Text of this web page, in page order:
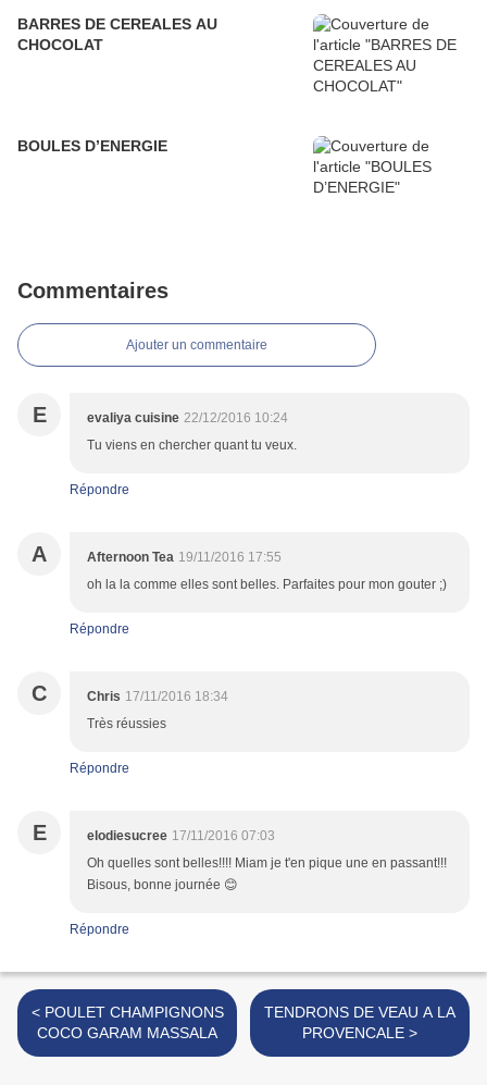
BARRES DE CEREALES AU
CHOCOLAT
BOULES D’ENERGIE
Commentaires
Ajouter un commentaire
E evaliya cuisine 22/12/2016 10:24
Tu viens en chercher quant tu veux.
Répondre
A Afternoon Tea 19/11/2016 17:55
oh la la comme elles sont belles. Parfaites pour mon gouter ;)
Répondre
C Chris 17/11/2016 18:34
Très réussies
Répondre
E elodiesucree 17/11/2016 07:03
Oh quelles sont belles!!!! Miam je t'en pique une en passant!!!
Bisous, bonne journée 😊
Répondre
< POULET CHAMPIGNONS
COCO GARAM MASSALA
TENDRONS DE VEAU A LA
PROVENCALE >